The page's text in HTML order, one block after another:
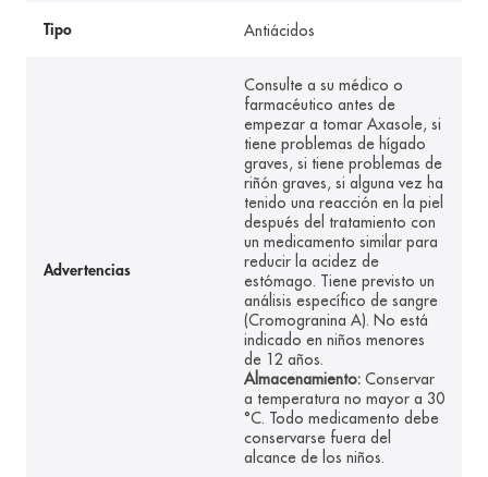
Tipo Antiácidos
Advertencias
Consulte a su médico o
farmacéutico antes de
empezar a tomar Axasole, si
tiene problemas de hígado
graves, si tiene problemas de
riñón graves, si alguna vez ha
tenido una reacción en la piel
después del tratamiento con
un medicamento similar para
reducir la acidez de
estómago. Tiene previsto un
análisis específico de sangre
(Cromogranina A). No está
indicado en niños menores
de 12 años.
Almacenamiento: Conservar
a temperatura no mayor a 30
°C. Todo medicamento debe
conservarse fuera del
alcance de los niños.